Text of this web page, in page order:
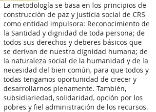
La metodología se basa en los principios de
construcción de paz y justicia social de CRS
como entidad impulsora: Reconocimiento de
la Santidad y dignidad de toda persona; de
todos sus derechos y deberes básicos que
se derivan de nuestra dignidad humana; de
la naturaleza social de la humanidad y de la
necesidad del bien común, para que todos y
todas tengamos oportunidad de crecer y
desarrollarnos plenamente. También,
subsidiariedad, solidaridad, opción por los
pobres y fiel administración de los recursos.